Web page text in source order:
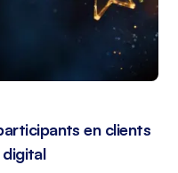
en clients
digital